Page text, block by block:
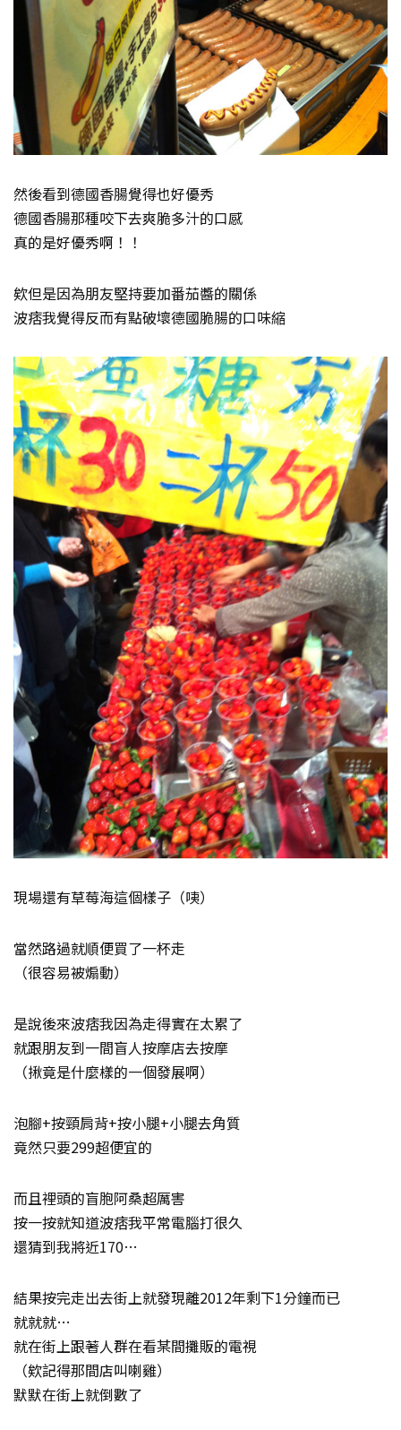
然後看到德國香腸覺得也好優秀
德國香腸那種咬下去爽脆多汁的口感
真的是好優秀啊！！
欸但是因為朋友堅持要加番茄醬的關係
波痞我覺得反而有點破壞德國脆腸的口味縮
現場還有草莓海這個樣子（咦）
當然路過就順便買了一杯走
（很容易被煽動）
是說後來波痞我因為走得實在太累了
就跟朋友到一間盲人按摩店去按摩
（揪竟是什麼樣的一個發展啊）
泡腳+按頸肩背+按小腿+小腿去角質
竟然只要299超便宜的
而且裡頭的盲胞阿桑超厲害
按一按就知道波痞我平常電腦打很久
還猜到我將近170…
結果按完走出去街上就發現離2012年剩下1分鐘而已
就就就…
就在街上跟著人群在看某間攤販的電視
（欸記得那間店叫喇雞）
默默在街上就倒數了